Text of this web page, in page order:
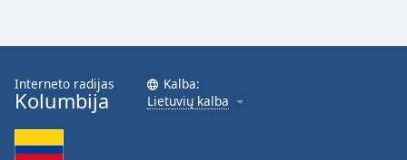
Caption
Area
Background
Color
Interneto radijas
Kolumbija
Kalba:
Lietuvių kalba